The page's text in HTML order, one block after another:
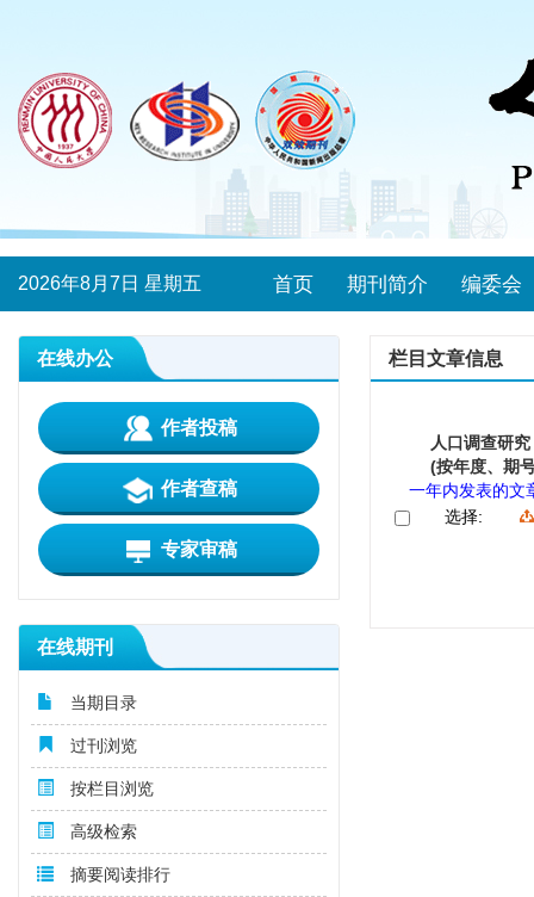
2026年8月7日 星期五 首页 期刊简介 编委会
在线办公
作者投稿
作者查稿
专家审稿
在线期刊
当期目录
过刊浏览
按栏目浏览
高级检索
摘要阅读排行
栏目文章信息
人口调查研
(按年度、期
一年内发表的文
选择: